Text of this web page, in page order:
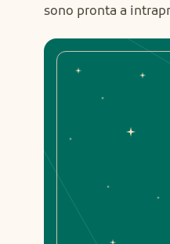
sono pronta a